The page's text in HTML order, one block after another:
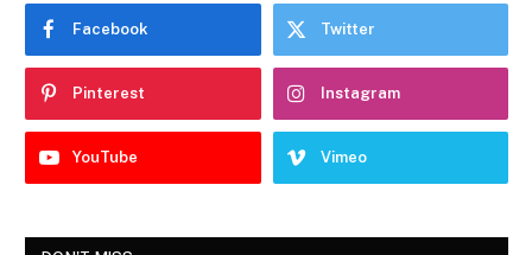
Facebook Twitter
Pinterest Instagram
YouTube Vimeo